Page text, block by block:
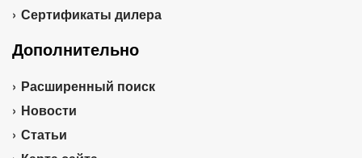
Сертификаты дилера
Дополнительно
Расширенный поиск
Новости
Статьи